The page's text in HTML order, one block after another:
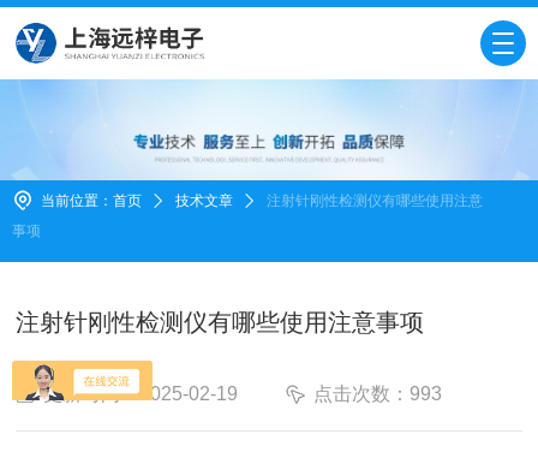
当前位置： 首页 技术文章
注射针刚性检测仪有哪些使用注意
事项
注射针刚性检测仪有哪些使用注意事项
更新时间：2025-02-19 点击次数：993